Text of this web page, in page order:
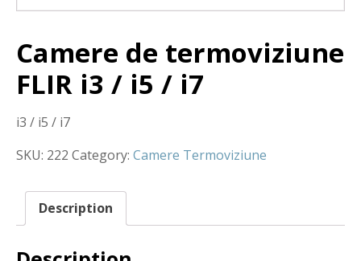
Camere de termoviziune
FLIR i3 / i5 / i7
i3 / i5 / i7
SKU: 222 Category: Camere Termoviziune
Description